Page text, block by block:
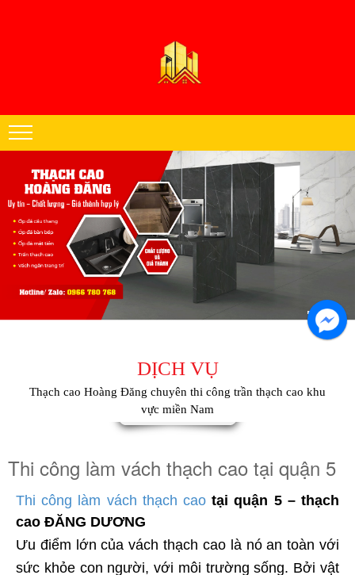
Nam
DỊCH VỤ
Thạch cao Hoàng Đăng chuyên thi công trần thạch cao khu
vực miền Nam
Thi công làm vách thạch cao tại quận 5
Thi công làm vách thạch caotại quận 5 – thạch
cao ĐĂNG DƯƠNG
Ưu điểm lớn của vách thạch cao là nó an toàn với
sức khỏe con người, với môi trường sống. Bởi vật